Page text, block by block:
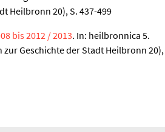
Heilbronn 20), S. 437-499
bis 2012 / 2013. In: heilbronnica 5.
Geschichte der Stadt Heilbronn 20),